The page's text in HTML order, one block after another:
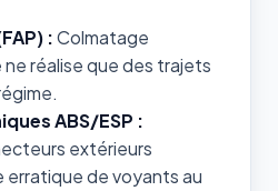
:Colmatage
réalise que des trajets
ABS/ESP :
extérieurs
erratique de voyants au